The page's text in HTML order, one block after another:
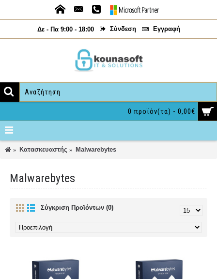
Δε - Πα 9:00 - 18:00 Σύνδεση Εγγραφή
0 προϊόν(τα) - 0,00€
Κατασκευαστής Malwarebytes
Malwarebytes
Σύγκριση Προϊόντων (0)